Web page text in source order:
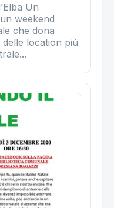
Un
weekend
che dona
location più